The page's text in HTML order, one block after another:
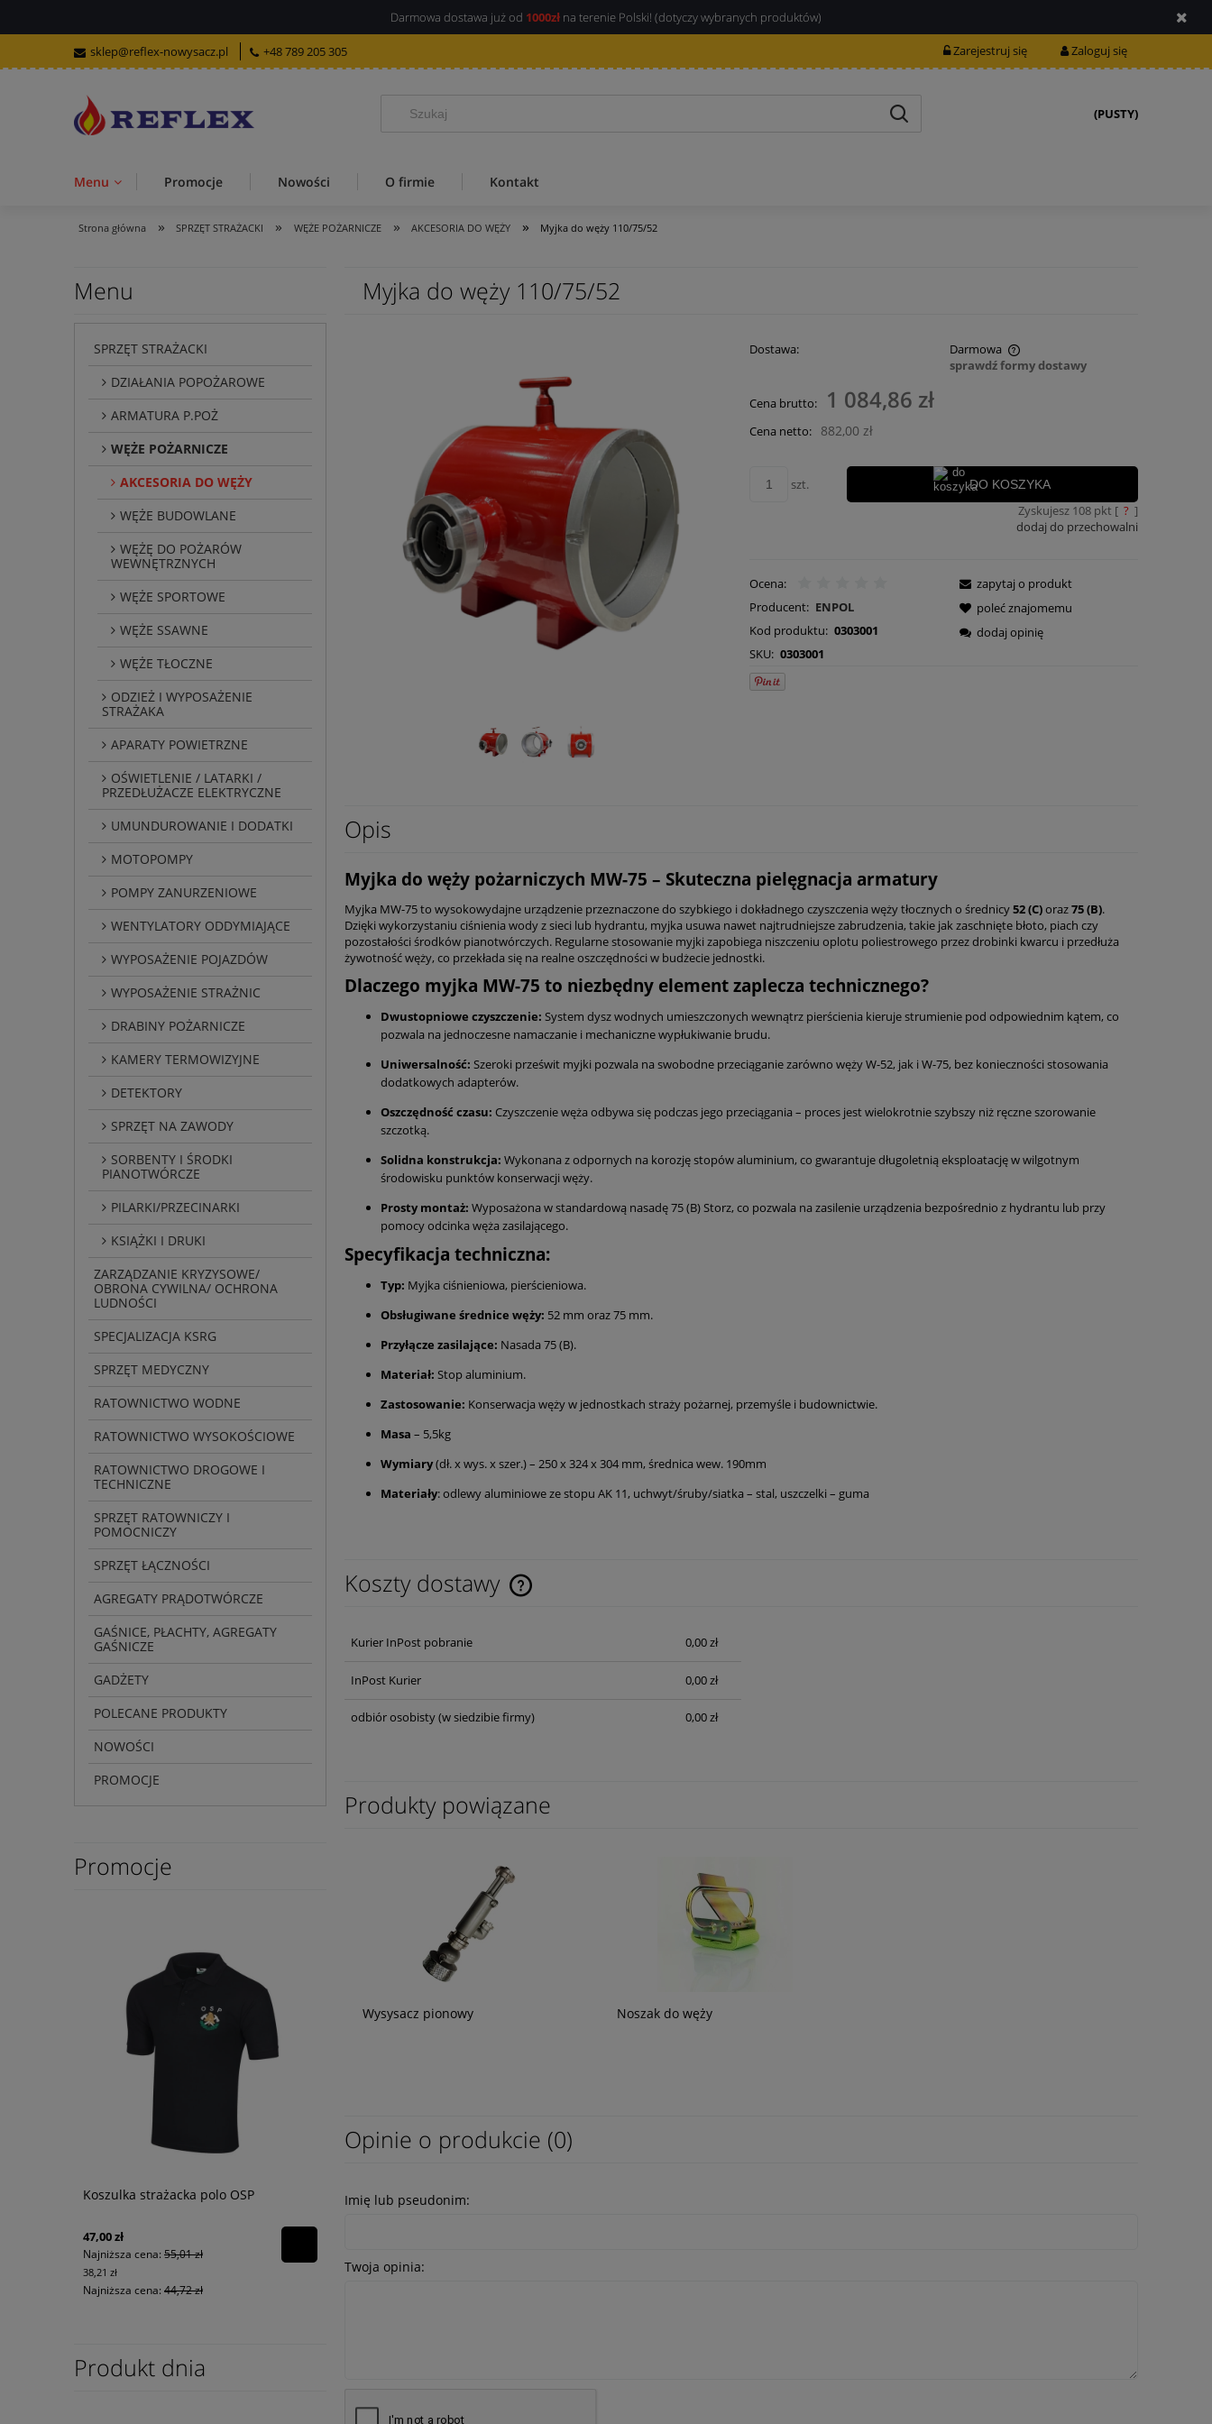
Darmowa dostawa już od 1000zł na terenie Polski! (dotyczy wybranych produktów)
sklep@reflex-nowysacz.pl +48 789 205 305 Zarejestruj się Zaloguj się
(PUSTY)
Menu Promocje Nowości O firmie Kontakt
Strona główna » SPRZĘT STRAŻACKI » WĘŻE POŻARNICZE » AKCESORIA DO WĘŻY » Myjka do węży 110/75/52
Menu
SPRZĘT STRAŻACKI
DZIAŁANIA POPOŻAROWE
ARMATURA P.POŻ
WĘŻE POŻARNICZE
AKCESORIA DO WĘŻY
WĘŻE BUDOWLANE
WĘŻĘ DO POŻARÓW
WEWNĘTRZNYCH
WĘŻE SPORTOWE
WĘŻE SSAWNE
WĘŻE TŁOCZNE
ODZIEŻ I WYPOSAŻENIE
STRAŻAKA
APARATY POWIETRZNE
OŚWIETLENIE / LATARKI /
PRZEDŁUŻACZE ELEKTRYCZNE
UMUNDUROWANIE I DODATKI
MOTOPOMPY
POMPY ZANURZENIOWE
WENTYLATORY ODDYMIAJĄCE
WYPOSAŻENIE POJAZDÓW
WYPOSAŻENIE STRAŻNIC
DRABINY POŻARNICZE
KAMERY TERMOWIZYJNE
DETEKTORY
SPRZĘT NA ZAWODY
SORBENTY I ŚRODKI
PIANOTWÓRCZE
PILARKI/PRZECINARKI
KSIĄŻKI I DRUKI
ZARZĄDZANIE KRYZYSOWE/
OBRONA CYWILNA/ OCHRONA
LUDNOŚCI
SPECJALIZACJA KSRG
SPRZĘT MEDYCZNY
RATOWNICTWO WODNE
RATOWNICTWO WYSOKOŚCIOWE
RATOWNICTWO DROGOWE I
TECHNICZNE
SPRZĘT RATOWNICZY I
POMOCNICZY
SPRZĘT ŁĄCZNOŚCI
AGREGATY PRĄDOTWÓRCZE
GAŚNICE, PŁACHTY, AGREGATY
GAŚNICZE
GADŻETY
POLECANE PRODUKTY
NOWOŚCI
PROMOCJE
Promocje
Koszulka strażacka polo OSP
47,00 zł
Najniższa cena: 55,01 zł
38,21 zł
Najniższa cena: 44,72 zł
Produkt dnia
Myjka do węży 110/75/52
Dostawa: Darmowa
Cena nie zawiera ewentualnych kosztów
płatności
sprawdź formy dostawy
Cena brutto: 1 084,86 zł
Cena netto: 882,00 zł
szt. DO KOSZYKA
Zyskujesz 108pkt [ ? ]
dodaj do przechowalni
Ocena:
Producent: ENPOL
Kod produktu: 0303001
SKU: 0303001
zapytaj o produkt
poleć znajomemu
dodaj opinię
Opis
Myjka do węży pożarniczych MW-75 – Skuteczna pielęgnacja armatury
Myjka MW-75 to wysokowydajne urządzenie przeznaczone do szybkiego i dokładnego czyszczenia węży tłocznych o średnicy52 (C)oraz75 (B).
Dzięki wykorzystaniu ciśnienia wody z sieci lub hydrantu, myjka usuwa nawet najtrudniejsze zabrudzenia, takie jak zaschnięte błoto, piach czy
pozostałości środków pianotwórczych. Regularne stosowanie myjki zapobiega niszczeniu oplotu poliestrowego przez drobinki kwarcu i przedłuża
żywotność węży, co przekłada się na realne oszczędności w budżecie jednostki.
Dlaczego myjka MW-75 to niezbędny element zaplecza technicznego?
Dwustopniowe czyszczenie: System dysz wodnych umieszczonych wewnątrz pierścienia kieruje strumienie pod odpowiednim kątem, co
pozwala na jednoczesne namaczanie i mechaniczne wypłukiwanie brudu.
Uniwersalność: Szeroki prześwit myjki pozwala na swobodne przeciąganie zarówno węży W-52, jak i W-75, bez konieczności stosowania
dodatkowych adapterów.
Oszczędność czasu: Czyszczenie węża odbywa się podczas jego przeciągania – proces jest wielokrotnie szybszy niż ręczne szorowanie
szczotką.
Solidna konstrukcja: Wykonana z odpornych na korozję stopów aluminium, co gwarantuje długoletnią eksploatację w wilgotnym
środowisku punktów konserwacji węży.
Prosty montaż: Wyposażona w standardową nasadę 75 (B) Storz, co pozwala na zasilenie urządzenia bezpośrednio z hydrantu lub przy
pomocy odcinka węża zasilającego.
Specyfikacja techniczna:
Typ: Myjka ciśnieniowa, pierścieniowa.
Obsługiwane średnice węży: 52 mm oraz 75 mm.
Przyłącze zasilające: Nasada 75 (B).
Materiał: Stop aluminium.
Zastosowanie: Konserwacja węży w jednostkach straży pożarnej, przemyśle i budownictwie.
Masa – 5,5kg
Wymiary(dł. x wys. x szer.) – 250 x 324 x 304 mm, średnica wew. 190mm
Materiały: odlewy aluminiowe ze stopu AK 11, uchwyt/śruby/siatka – stal, uszczelki – guma
Koszty dostawy
Kurier InPost pobranie 0,00 zł
InPost Kurier 0,00 zł
odbiór osobisty(w siedzibie firmy) 0,00 zł
Produkty powiązane
Wysysacz pionowy Noszak do węży
Opinie o produkcie (0)
Imię lub pseudonim:
Twoja opinia: